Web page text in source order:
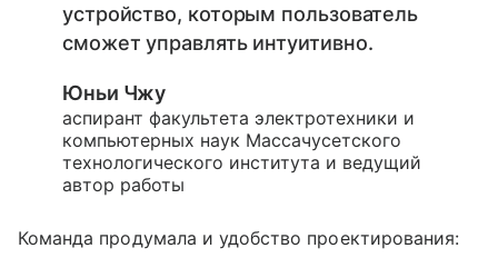
устройство, которым пользователь
сможет управлять интуитивно.
Юньи Чжу
аспирант факультета электротехники и
компьютерных наук Массачусетского
технологического института и ведущий
автор работы
Команда продумала и удобство проектирования: